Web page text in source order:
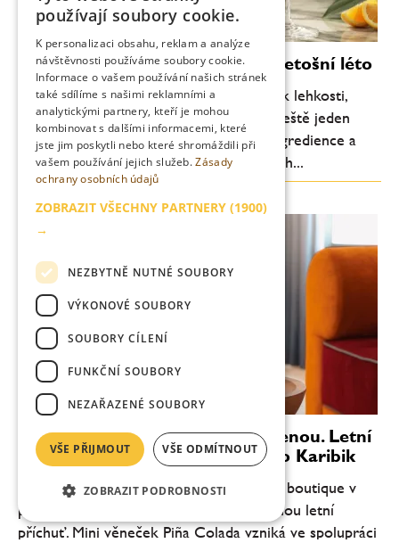
Moderní koktejly, které definují letošní léto
Letní barová scéna se každoročně vrací k lehkosti,
svěžesti a pitelnosti. Letos je ale patrný ještě jeden
posun: důraz na jednoduchost, kvalitní ingredience a
chuťovou čitelnost. Méně komplikovaných...
Věnečky Janeček zvou na dovolenou. Letní
novinka Piña Colada chutná jako Karibik
Cukrář Roman Janeček přináší do svého boutique v
pražské Pštrossově ulici novou limitovanou letní
příchuť. Mini věneček Piña Colada vzniká ve spolupráci
ENGLISH
používají soubory cookie.
K personalizaci obsahu, reklam a analýze
návštěvnosti používáme soubory cookie.
Informace o vašem používání našich stránek
také sdílíme s našimi reklamními a
analytickými partnery, kteří je mohou
kombinovat s dalšími informacemi, které
jste jim poskytli nebo které shromáždili při
vašem používání jejich služeb.Zásady
ochrany osobních údajů
ZOBRAZIT VŠECHNY PARTNERY (1900)
→
NEZBYTNĚ NUTNÉ SOUBORY
VÝKONOVÉ SOUBORY
SOUBORY CÍLENÍ
FUNKČNÍ SOUBORY
NEZAŘAZENÉ SOUBORY
VŠE PŘIJMOUT VŠE ODMÍTNOUT
ZOBRAZIT PODROBNOSTI